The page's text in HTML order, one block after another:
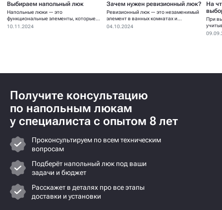
Выбираем напольный люк
Напольные люки — это
функциональные элементы, которые
устанавливаются для...
10.11.2024
Зачем нужен ревизионный люк?
Ревизионный люк — это незаменимый
элемент в ванных комнатах и...
04.10.2024
На
При
Получите консультацию
по напольным люкам
у специалиста с опытом 8 лет
Проконсультируем по всем техническим
вопросам
Подберёт напольный люк под ваши
задачи и бюджет
Расскажет в деталях про все этапы
доставки и установки